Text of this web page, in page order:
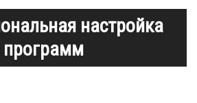
настройка
программ